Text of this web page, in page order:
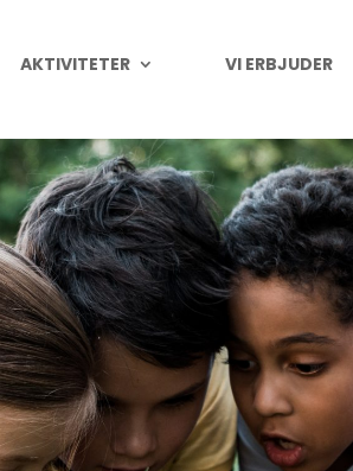
AKTIVITETER VI ERBJUDER